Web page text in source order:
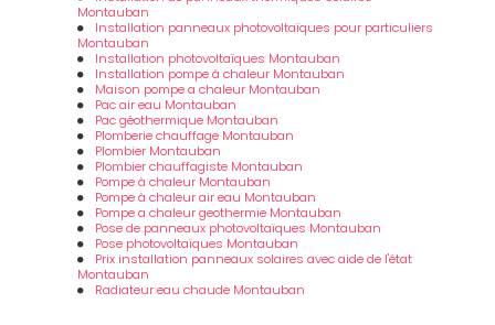
Montauban
Installation panneaux photovoltaïques pour particuliers
Montauban
Installation photovoltaïques Montauban
Installation pompe à chaleur Montauban
Maison pompe a chaleur Montauban
Pac air eau Montauban
Pac géothermique Montauban
Plomberie chauffage Montauban
Plombier Montauban
Plombier chauffagiste Montauban
Pompe à chaleur Montauban
Pompe à chaleur air eau Montauban
Pompe a chaleur geothermie Montauban
Pose de panneaux photovoltaïques Montauban
Pose photovoltaïques Montauban
Prix installation panneaux solaires avec aide de l'état
Montauban
Radiateur eau chaude Montauban